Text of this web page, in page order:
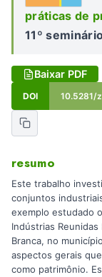
práticas de
11º
Baixar PDF
DOI 10.5281/
resumo
Este trabalho
conjuntos
exemplo estudado
Indústrias
Branca, no
aspectos gerais
como patrimônio.